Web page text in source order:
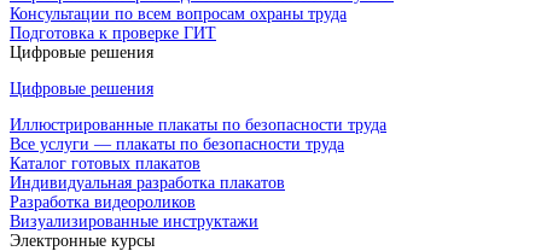
Консультации по всем вопросам охраны труда
Подготовка к проверке ГИТ
Цифровые решения
Цифровые решения
Иллюстрированные плакаты по безопасности труда
Все услуги — плакаты по безопасности труда
Каталог готовых плакатов
Индивидуальная разработка плакатов
Разработка видеороликов
Визуализированные инструктажи
Электронные курсы